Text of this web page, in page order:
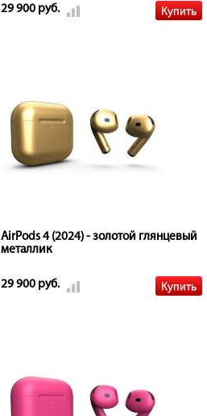
29 900 руб.
AirPods 4 (2024) - золотой глянцевый
металлик
29 900 руб.